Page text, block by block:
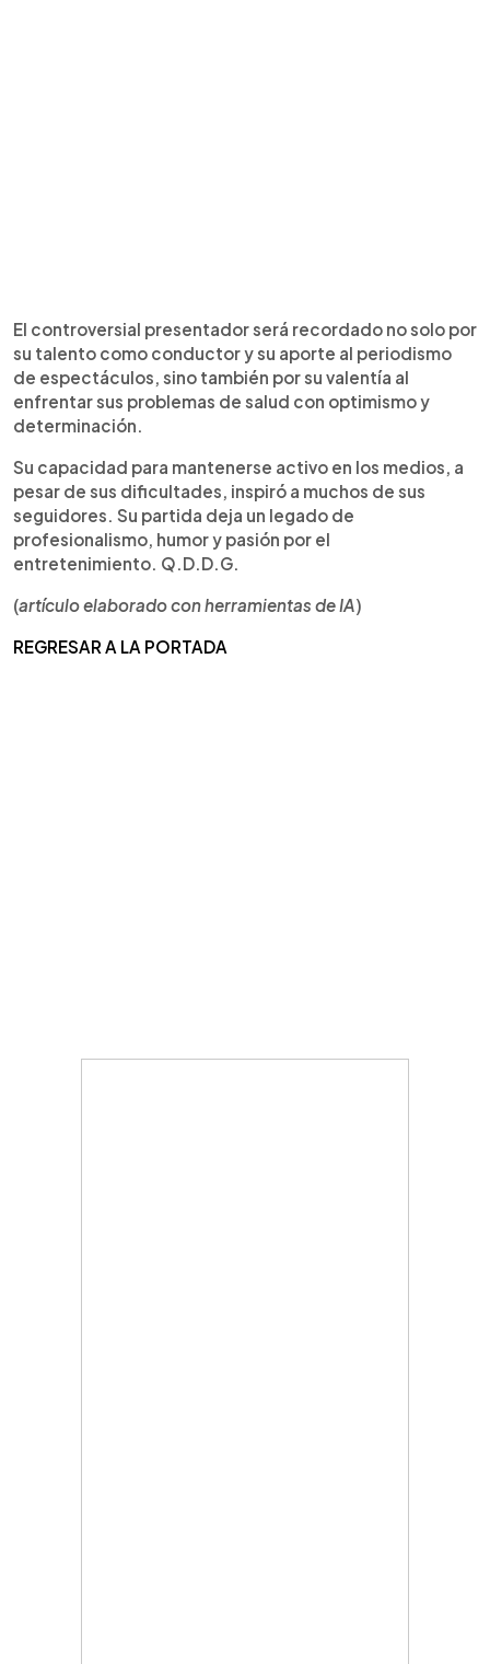
El controversial presentador será recordado no solo por
su talento como conductor y su aporte al periodismo
de espectáculos, sino también por su valentía al
enfrentar sus problemas de salud con optimismo y
determinación.
Su capacidad para mantenerse activo en los medios, a
pesar de sus dificultades, inspiró a muchos de sus
seguidores. Su partida deja un legado de
profesionalismo, humor y pasión por el
entretenimiento. Q.D.D.G.
(artículo elaborado con herramientas de IA)
REGRESAR A LA PORTADA